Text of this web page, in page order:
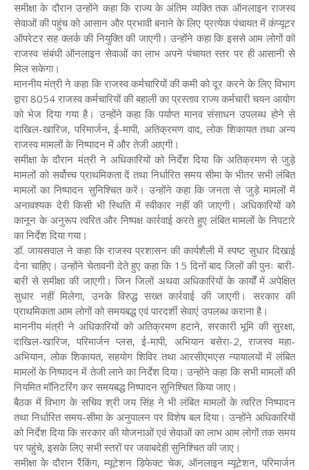
समीक्षा के दौरान उन्होंने कहा कि राज्य के अंतिम व्यक्ति तक ऑनलाइन राजस्व
सेवाओं की पहुंच को आसान और प्रभावी बनाने के लिए प्रत्येक पंचायत में कंप्यूटर
ऑपरेटर सह क्लर्क की नियुक्ति की जाएगी। उन्होंने कहा कि इससे आम लोगों को
राजस्व संबंधी ऑनलाइन सेवाओं का लाभ अपने पंचायत स्तर पर ही आसानी से
मिल सकेगा।
माननीय मंत्री ने कहा कि राजस्व कर्मचारियों की कमी को दूर करने के लिए विभाग
द्वारा 8054 राजस्व कर्मचारियों की बहाली का प्रस्ताव राज्य कर्मचारी चयन आयोग
को भेज दिया गया है। उन्होंने कहा कि पर्याप्त मानव संसाधन उपलब्ध होने से
दाखिल-खारिज, परिमार्जन, ई-मापी, अतिक्रमण वाद, लोक शिकायत तथा अन्य
राजस्व मामलों के निष्पादन में और तेजी आएगी।
समीक्षा के दौरान मंत्री ने अधिकारियों को निर्देश दिया कि अतिक्रमण से जुड़े
मामलों को सर्वोच्च प्राथमिकता दें तथा निर्धारित समय सीमा के भीतर सभी लंबित
मामलों का निष्पादन सुनिश्चित करें। उन्होंने कहा कि जनता से जुड़े मामलों में
अनावश्यक देरी किसी भी स्थिति में स्वीकार नहीं की जाएगी। अधिकारियों को
कानून के अनुरूप त्वरित और निष्पक्ष कार्रवाई करते हुए लंबित मामलों के निपटारे
का निर्देश दिया गया।
डॉ. जायसवाल ने कहा कि राजस्व प्रशासन की कार्यशैली में स्पष्ट सुधार दिखाई
देना चाहिए। उन्होंने चेतावनी देते हुए कहा कि 15 दिनों बाद जिलों की पुनः बारी-
बारी से समीक्षा की जाएगी। जिन जिलों अथवा अधिकारियों के कार्यों में अपेक्षित
सुधार नहीं मिलेगा, उनके विरुद्ध सख्त कार्रवाई की जाएगी। सरकार की
प्राथमिकता आम लोगों को समयबद्ध एवं पारदर्शी सेवाएं उपलब्ध कराना है।
माननीय मंत्री ने अधिकारियों को अतिक्रमण हटाने, सरकारी भूमि की सुरक्षा,
दाखिल-खारिज, परिमार्जन प्लस, ई-मापी, अभियान बसेरा-2, राजस्व महा-
अभियान, लोक शिकायत, सहयोग शिविर तथा आरसीएमएस न्यायालयों में लंबित
मामलों के निष्पादन में तेजी लाने का निर्देश दिया। उन्होंने कहा कि सभी मामलों की
नियमित मॉनिटरिंग कर समयबद्ध निष्पादन सुनिश्चित किया जाए।
बैठक में विभाग के सचिव श्री जय सिंह ने भी लंबित मामलों के त्वरित निष्पादन
तथा निर्धारित समय-सीमा के अनुपालन पर विशेष बल दिया। उन्होंने अधिकारियों
को निर्देश दिया कि सरकार की योजनाओं एवं सेवाओं का लाभ आम लोगों तक समय
पर पहुंचे, इसके लिए सभी स्तरों पर जवाबदेही सुनिश्चित की जाए।
समीक्षा के दौरान रैंकिंग, म्यूटेशन डिफेक्ट चेक, ऑनलाइन म्यूटेशन, परिमार्जन